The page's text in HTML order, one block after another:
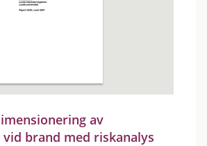
av
brand med riskanalys